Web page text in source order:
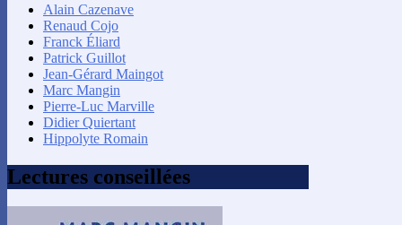
Alain Cazenave
Renaud Cojo
Franck Éliard
Patrick Guillot
Jean-Gérard Maingot
Marc Mangin
Pierre-Luc Marville
Didier Quiertant
Hippolyte Romain
Lectures conseillées